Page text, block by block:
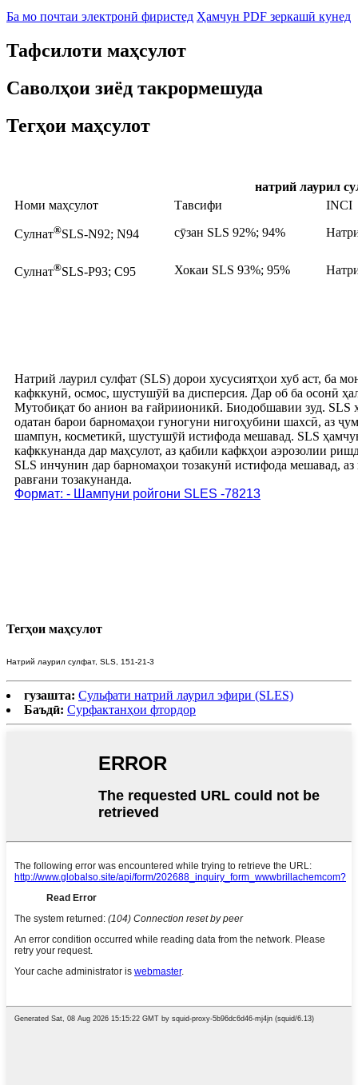
Ба мо почтаи электронӣ фиристед Ҳамчун PDF зеркашӣ кунед
Тафсилоти маҳсулот
Саволҳои зиёд такрормешуда
Тегҳои маҳсулот
натрий лаурил
Номи маҳсулот
Тавсифи INCI
Сулнат®SLS-N92; N94 сӯзан SLS 92%; 94%
Сулнат®SLS-P93; С95 Хокаи SLS 93%; 95%
Натрий лаурил сулфат (SLS) дорои хусусиятҳои хуб аст, ба
кафккунӣ, осмос, шустушӯй ва дисперсия. Дар об ба осонӣ
Мутобиқат бо анион ва ғайриионикӣ. Биодобшавии зуд. SLS
одатан барои барномаҳои гуногуни нигоҳубини шахсӣ, аз
шампун, косметикӣ, шустушӯй истифода мешавад. SLS
кафккунанда дар маҳсулот, аз қабили кафкҳои аэрозолии
SLS инчунин дар барномаҳои тозакунӣ истифода мешавад,
равғани тозакунанда.
Формат: - Шампуни ройгони SLES -78213
Тегҳои маҳсулот
Натрий лаурил сулфат, SLS, 151-21-3
гузашта: Сульфати натрий лаурил эфири (SLES)
Баъдӣ: Сурфактанҳои фтордор